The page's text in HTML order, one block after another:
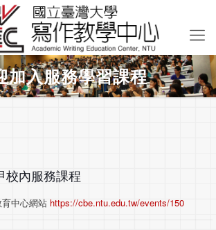
加入服務學習課程
校內服務課程
育中心網站https://cbe.ntu.edu.tw/events/150